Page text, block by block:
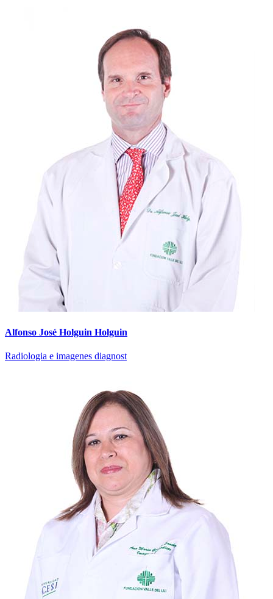
Alfonso José Holguin Holguin
Radiologia e imagenes diagnost